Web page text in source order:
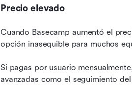
Precio elevado
Cuando Basecamp aumentó el
opción inasequible para muchos
Si pagas por usuario
avanzadas como el seguimiento